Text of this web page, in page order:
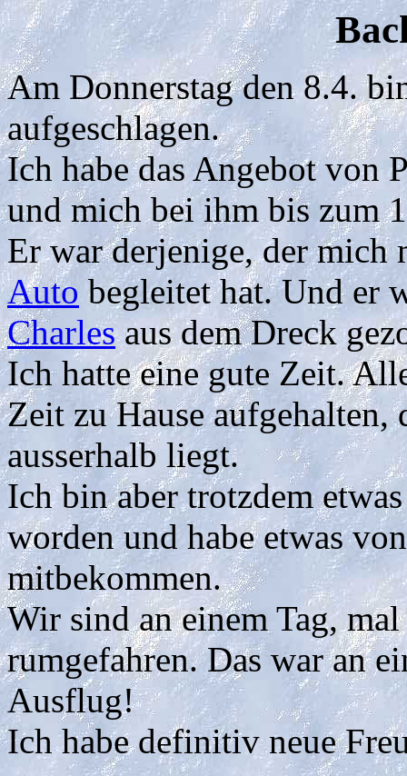
Am Donnerstag den 8.4.
aufgeschlagen.
Ich habe das Angebot von
und mich bei ihm bis zum
Er war derjenige, der
Auto begleitet hat. Und er
Charlesaus dem Dreck
Ich hatte eine gute Zeit.
Zeit zu Hause aufgehalten,
ausserhalb liegt.
Ich bin aber trotzdem
worden und habe etwas
mitbekommen.
Wir sind an einem Tag,
rumgefahren. Das war an
Ausflug!
Ich habe definitiv neue